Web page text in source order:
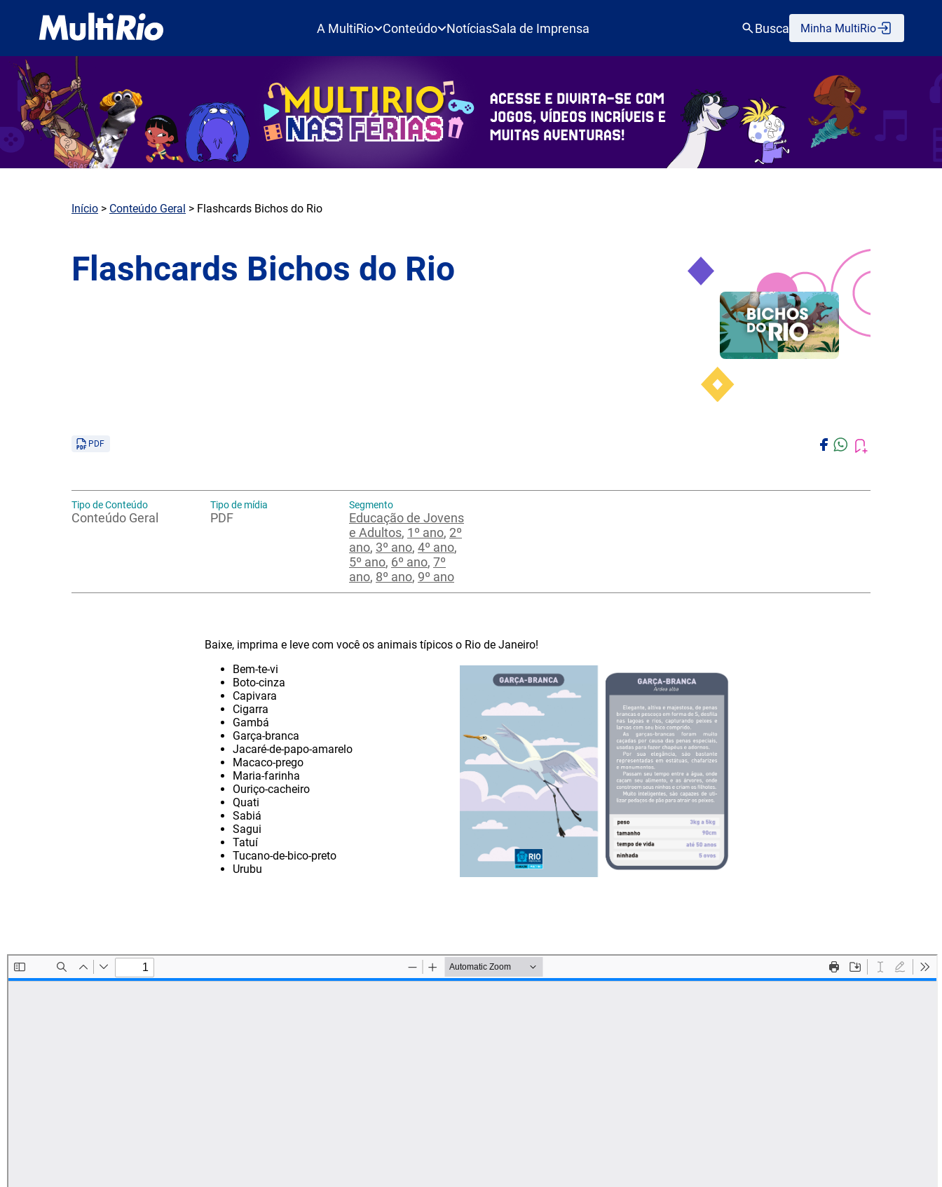
A MultiRio Conteúdo NotíciasSala de Imprensa Busca Minha MultiRio
Início > Conteúdo Geral > Flashcards Bichos do Rio
Flashcards Bichos do Rio
PDF
Tipo de Conteúdo
Conteúdo Geral
Tipo de mídia
PDF
Segmento
Educação de Jovens
e Adultos, 1º ano, 2º
ano, 3º ano, 4º ano,
5º ano, 6º ano, 7º
ano, 8º ano, 9º ano
Baixe, imprima e leve com você os animais típicos o Rio de Janeiro!
Bem-te-vi
Boto-cinza
Capivara
Cigarra
Gambá
Garça-branca
Jacaré-de-papo-amarelo
Macaco-prego
Maria-farinha
Ouriço-cacheiro
Quati
Sabiá
Sagui
Tatuí
Tucano-de-bico-preto
Urubu